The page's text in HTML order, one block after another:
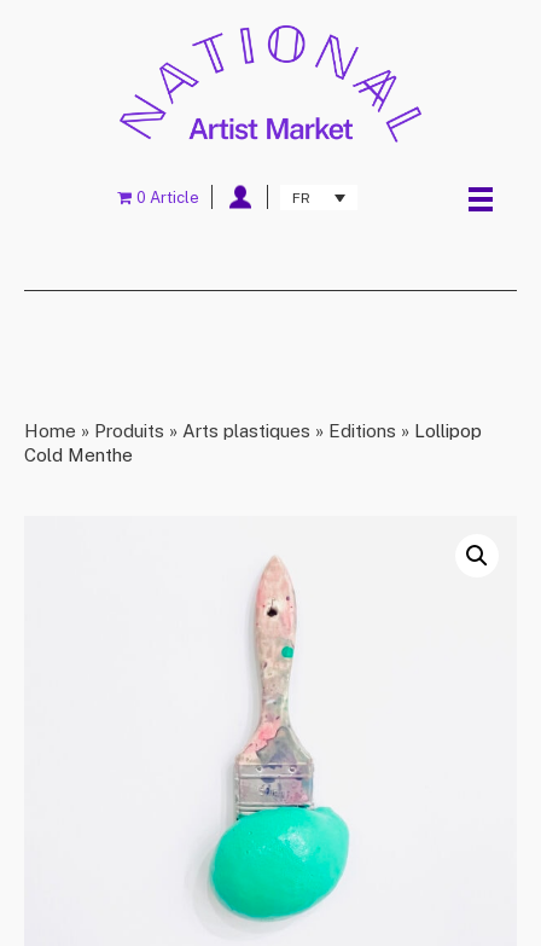
FR
0 Article
Home » Produits » Arts plastiques » Editions » Lollipop
Cold Menthe